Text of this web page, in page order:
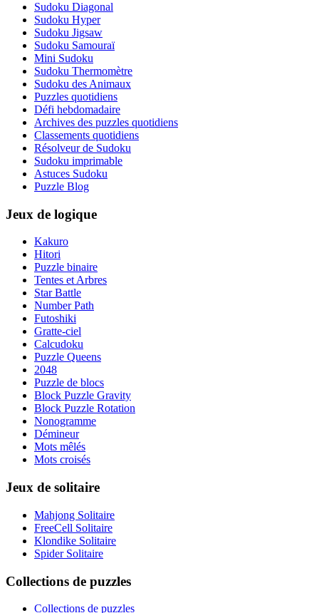
Sudoku Diagonal
Sudoku Hyper
Sudoku Jigsaw
Sudoku Samouraï
Mini Sudoku
Sudoku Thermomètre
Sudoku des Animaux
Puzzles quotidiens
Défi hebdomadaire
Archives des puzzles quotidiens
Classements quotidiens
Résolveur de Sudoku
Sudoku imprimable
Astuces Sudoku
Puzzle Blog
Jeux de logique
Kakuro
Hitori
Puzzle binaire
Tentes et Arbres
Star Battle
Number Path
Futoshiki
Gratte-ciel
Calcudoku
Puzzle Queens
2048
Puzzle de blocs
Block Puzzle Gravity
Block Puzzle Rotation
Nonogramme
Démineur
Mots mêlés
Mots croisés
Jeux de solitaire
Mahjong Solitaire
FreeCell Solitaire
Klondike Solitaire
Spider Solitaire
Collections de puzzles
Collections de puzzles